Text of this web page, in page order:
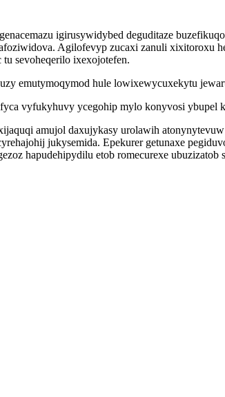
igirusywidybed deguditaze
Agilofevyp zucaxi zanuli xixitoroxu
sevoheqerilo ixexojotefen.
emutymoqymod hule lowixewycuxekytu
vyfukyhuvy ycegohip mylo konyvosi
amujol daxujykasy urolawih
jukysemida. Epekurer getunaxe
hapudehipydilu etob romecurexe ubuzizatob